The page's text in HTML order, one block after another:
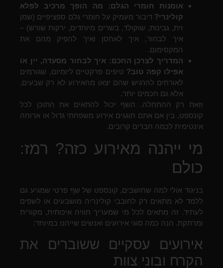
אומנות חומרי הגלם: מה הופך מרכיב לפלא
קולינרי? דיבור מעמיק על חומרי גלם ספציפיים (שמן
זית, גבינות, שוקולד, בשרים מיוחדים, ירקות שורש) –
איך לבחור, איך לאחסן ואיך להפיק מהם את
המקסימום.
המדריך לצרכן החכם: איך לבחור מסעדה, יין או
אפילו קפה טוב? טיפים פרקטיים ליומיום, שגורמים
לאורחים להרגיש שהם יצאו מהאירוע לא רק שבעים,
אלא גם חכמים יותר.
וזאת רק ההתחלה. השף יכול להתאים את התוכן לכל
קונספט, בין אם אתם חוגגים אירוע משפחתי גדול או ארוחה
אינטימית לכמה חברים קרובים.
מי ייהנה מאירוע כזה? רמז:
כולם
בניגוד אולי למה שחושבים, קונספט של שף פרטי שמגיע גם
ללמד לא מתאים רק לחובבי קולינריה מושבעים או לשפים
לעתיד. זה מתאים לכל מי שמעריך חוויה איכותית, מקורית
ומרתקת. הנה כמה סוגי אירועים ואנשים שייהנו במיוחד:
אירועים עסקיים ששוברים את
הקרח ובוני צוות